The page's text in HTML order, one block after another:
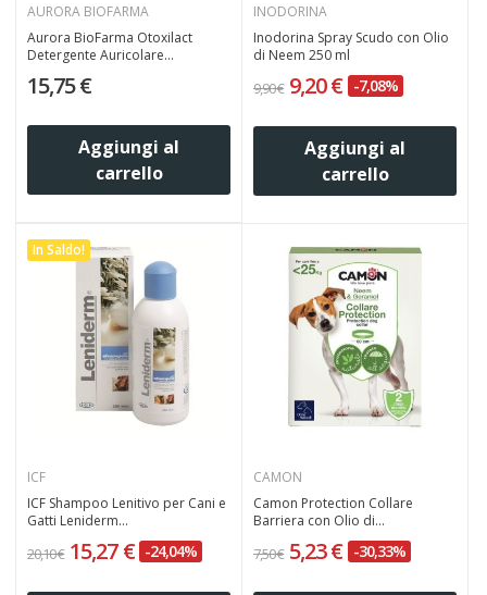
AURORA BIOFARMA
Aurora BioFarma Otoxilact
Detergente Auricolare...
15,75 €
Aggiungi al
carrello
INODORINA
Inodorina Spray Scudo con Olio
di Neem 250 ml
9,90 € 9,20 € -7,08%
Aggiungi al
carrello
In Saldo!
ICF
ICF Shampoo Lenitivo per Cani e
Gatti Leniderm...
20,10 € 15,27 € -24,04%
CAMON
Camon Protection Collare
Barriera con Olio di...
7,50 € 5,23 € -30,33%